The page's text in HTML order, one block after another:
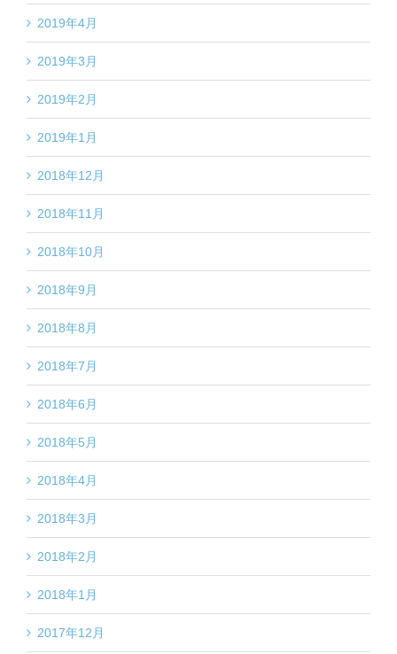
2019年4月
2019年3月
2019年2月
2019年1月
2018年12月
2018年11月
2018年10月
2018年9月
2018年8月
2018年7月
2018年6月
2018年5月
2018年4月
2018年3月
2018年2月
2018年1月
2017年12月